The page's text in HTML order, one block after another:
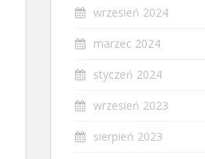
wrzesień 2024
marzec 2024
styczeń 2024
wrzesień 2023
sierpień 2023